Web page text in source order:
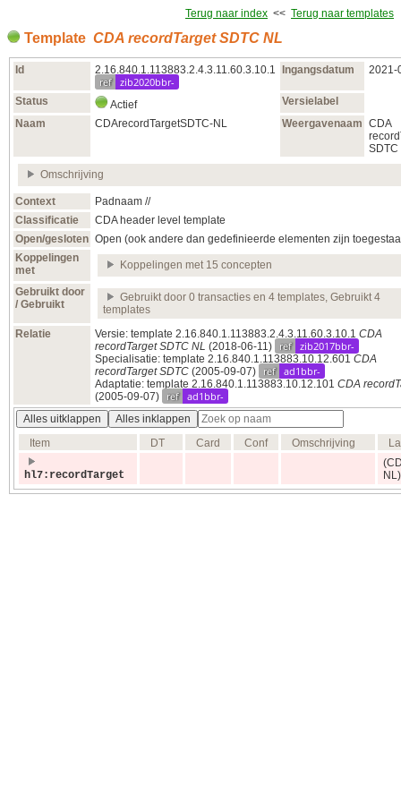
Terug naar index << Terug naar templates
Template CDA recordTarget SDTC NL
Id 2.16.840.1.113883.2.4.3.11.60.3.10.1
ref zib2020bbr-
Ingangsdatum
Status Actief
Versielabel
Naam
CDArecordTargetSDTC-NL Weergavenaam CDA
SDTC
Omschrijving
Context
Padnaam //
Classificatie
CDA header level template
Open/gesloten Open (ook andere dan gedefinieerde elementen zijn
Koppelingen
met
Koppelingen met 15 concepten
Gebruikt door
/ Gebruikt
Gebruikt door 0 transacties en 4 templates, Gebruikt 4
templates
Relatie
Versie: template 2.16.840.1.113883.2.4.3.11.60.3.10.1 CDA
recordTarget SDTC NL (2018‑06‑11) ref zib2017bbr-
Specialisatie: template 2.16.840.1.113883.10.12.601 CDA
recordTarget SDTC (2005‑09‑07) ref ad1bbr-
Adaptatie: template 2.16.840.1.113883.10.12.101 CDA
(2005‑09‑07)
ref ad1bbr-
Alles uitklappen
Alles inklappen
Item
DT Card Conf Omschrijving
hl7:recordTarget
NL)